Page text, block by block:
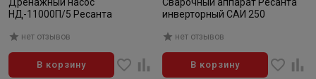
НД-11000П/5 Ресанта
нет отзывов
В корзину
инверторный САИ 250
нет отзывов
В корзину